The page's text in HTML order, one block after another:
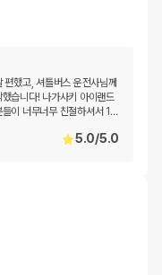
했고, 셔틀버스 운전사님께
습니다! 나가사키 아이랜드
이 너무너무 친절하셔서 1 …
5.0/5.0